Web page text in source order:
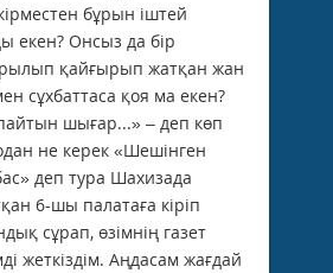
бұрын іштей
екен? Онсыз да бір
қайғырып жатқан жан
сұхбаттаса қоя ма екен?
шығар...» – деп көп
не керек «Шешінген
деп тура Шахизада
6-шы палатаға кіріп
сұрап, өзімнің газет
жеткіздім. Аңдасам жағдай